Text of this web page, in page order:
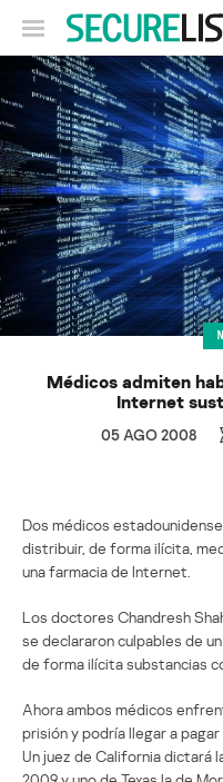
Médicos admiten
Internet
05 AGO 2008
Dos médicos
distribuir, de forma ilícita,
una farmacia de Internet.
Los doctores Chandresh
se declararon culpables de
de forma ilícita substancias
Ahora ambos médicos
prisión y podría llegar a
Un juez de California dictará